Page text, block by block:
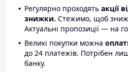
Регулярно проходять акції
знижки. Стежимо, щоб
Актуальні пропозиції — на
Великі покупки можна
до 24 платежів. Потрібен
банку.